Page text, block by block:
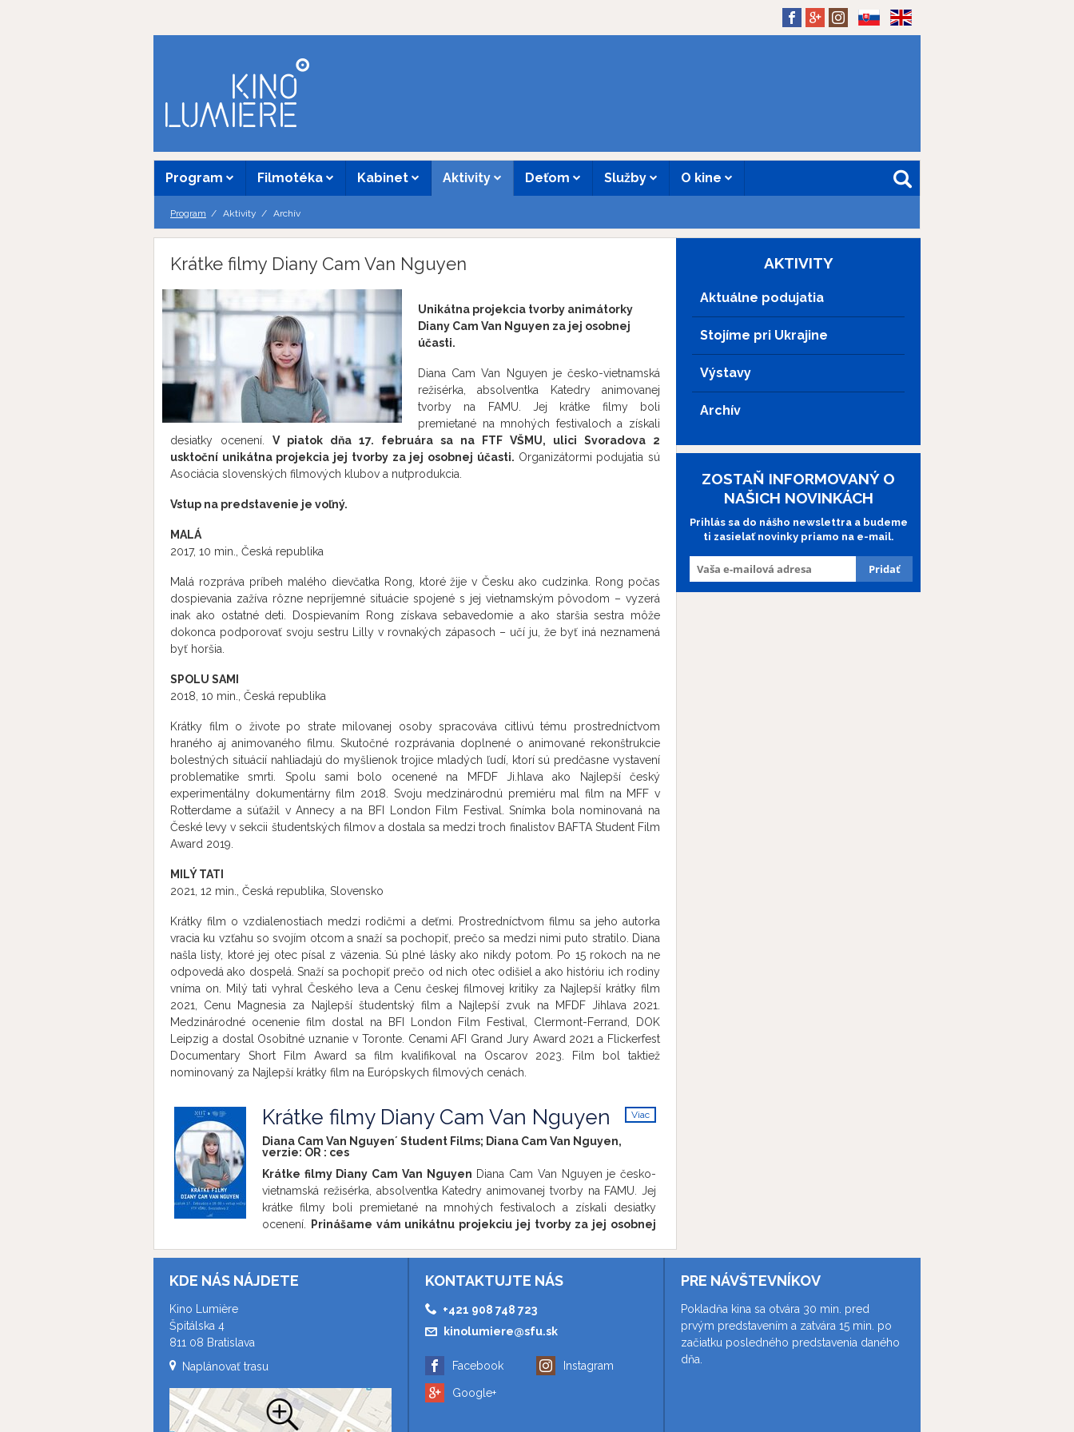
Program Filmotéka Kabinet Aktivity Deťom Služby O kine
Program Aktivity Archív
Krátke filmy Diany Cam Van Nguyen
Unikátna projekcia tvorby animátorky
Diany Cam Van Nguyen za jej osobnej
účasti.
Diana Cam Van Nguyen je česko-vietnamská
režisérka, absolventka Katedry animovanej
tvorby na FAMU. Jej krátke filmy boli
premietané na mnohých festivaloch a získali
desiatky ocenení. V piatok dňa 17. februára sa na FTF VŠMU, ulici Svoradova 2
usktoční unikátna projekcia jej tvorby za jej osobnej účasti. Organizátormi podujatia sú
Asociácia slovenských filmových klubov a nutprodukcia.
Vstup na predstavenie je voľný.
MALÁ
2017, 10 min., Česká republika
Malá rozpráva príbeh malého dievčatka Rong, ktoré žije v Česku ako cudzinka. Rong počas
dospievania zažíva rôzne nepríjemné situácie spojené s jej vietnamským pôvodom – vyzerá
inak ako ostatné deti. Dospievaním Rong získava sebavedomie a ako staršia sestra môže
dokonca podporovať svoju sestru Lilly v rovnakých zápasoch – učí ju, že byť iná neznamená
byť horšia.
SPOLU SAMI
2018, 10 min., Česká republika
Krátky film o živote po strate milovanej osoby spracováva citlivú tému prostredníctvom
hraného aj animovaného filmu. Skutočné rozprávania doplnené o animované rekonštrukcie
bolestných situácií nahliadajú do myšlienok trojice mladých ľudí, ktorí sú predčasne vystavení
problematike smrti. Spolu sami bolo ocenené na MFDF Ji.hlava ako Najlepší český
experimentálny dokumentárny film 2018. Svoju medzinárodnú premiéru mal film na MFF v
Rotterdame a súťažil v Annecy a na BFI London Film Festival. Snímka bola nominovaná na
České levy v sekcii študentských filmov a dostala sa medzi troch finalistov BAFTA Student Film
Award 2019.
MILÝ TATI
2021, 12 min., Česká republika, Slovensko
Krátky film o vzdialenostiach medzi rodičmi a deťmi. Prostredníctvom filmu sa jeho autorka
vracia ku vzťahu so svojím otcom a snaží sa pochopiť, prečo sa medzi nimi puto stratilo. Diana
našla listy, ktoré jej otec písal z väzenia. Sú plné lásky ako nikdy potom. Po 15 rokoch na ne
odpovedá ako dospelá. Snaží sa pochopiť prečo od nich otec odišiel a ako históriu ich rodiny
vníma on. Milý tati vyhral Českého leva a Cenu českej filmovej kritiky za Najlepší krátky film
2021, Cenu Magnesia za Najlepší študentský film a Najlepší zvuk na MFDF Jihlava 2021.
Medzinárodné ocenenie film dostal na BFI London Film Festival, Clermont-Ferrand, DOK
Leipzig a dostal Osobitné uznanie v Toronte. Cenami AFI Grand Jury Award 2021 a Flickerfest
Documentary Short Film Award sa film kvalifikoval na Oscarov 2023. Film bol taktiež
nominovaný za Najlepší krátky film na Európskych filmových cenách.
Viac
Krátke filmy Diany Cam Van Nguyen
Diana Cam Van Nguyen´ Student Films; Diana Cam Van Nguyen,
verzie: OR : ces
Krátke filmy Diany Cam Van Nguyen Diana Cam Van Nguyen je česko-
vietnamská režisérka, absolventka Katedry animovanej tvorby na FAMU. Jej
krátke filmy boli premietané na mnohých festivaloch a získali desiatky
ocenení.
Prinášame vám unikátnu projekciu jej tvorby za jej osobnej
a nutprodukcia.Vstup na predstavenie je voľný. MALÁ
2017, 10 min., Česká republika Malá rozpráva príbeh malého dievčatka Rong,
nepríjemné situácie spojené s jej vietnamským pôvodom – vyzerá inak ako
ostatné deti. Dospievaním Rong získava sebavedomie a ako staršia sestra
ju, že byť iná neznamená byť horšia.
SPOLU SAMI
2018, 10 min., Česká republika Krátky film o živote po strate milovanej
osoby spracováva citlivú tému prostredníctvom hraného aj animovaného
filmu. Skutočné rozprávania doplnené o animované rekonštrukcie
bolestných situácií nahliadajú do myšlienok trojice mladých ľudí, ktorí sú
AKTIVITY
Aktuálne podujatia
Stojíme pri Ukrajine
Výstavy
Archív
ZOSTAŇ INFORMOVANÝ O
NAŠICH NOVINKÁCH
Prihlás sa do nášho newslettra a budeme
ti zasielať novinky priamo na e-mail.
KDE NÁS NÁJDETE
Kino Lumière
Špitálska 4
811 08 Bratislava
Naplánovať trasu
KONTAKTUJTE NÁS
+421 908 748 723
kinolumiere@sfu.sk
Facebook
Google+
Instagram
PRE NÁVŠTEVNÍKOV
Pokladňa kina sa otvára 30 min. pred
prvým predstavením a zatvára 15 min. po
začiatku posledného predstavenia daného
dňa.